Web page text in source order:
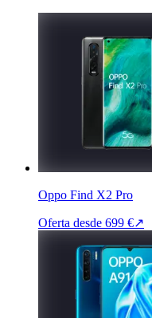
Oppo Find X2 Pro
Oferta desde 699 €↗